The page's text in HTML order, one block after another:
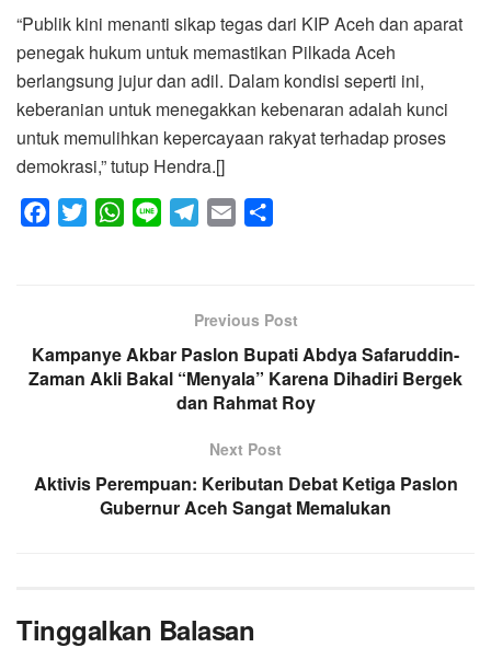
“Publik kini menanti sikap tegas dari KIP Aceh dan aparat
penegak hukum untuk memastikan Pilkada Aceh
berlangsung jujur dan adil. Dalam kondisi seperti ini,
keberanian untuk menegakkan kebenaran adalah kunci
untuk memulihkan kepercayaan rakyat terhadap proses
demokrasi,” tutup Hendra.[]
o
o
e
r
W
A
p
g
r
a
m
l
e
Previous Post
Kampanye Akbar Paslon Bupati Abdya Safaruddin-
Zaman Akli Bakal “Menyala” Karena Dihadiri Bergek
dan Rahmat Roy
Next Post
Aktivis Perempuan: Keributan Debat Ketiga Paslon
Gubernur Aceh Sangat Memalukan
Tinggalkan Balasan